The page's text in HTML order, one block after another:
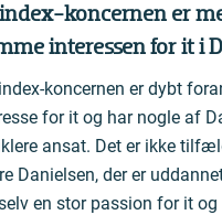
koncernen er
interessen for it i
koncernen er dybt
for it og har nogle af
ansat. Det er ikke
Danielsen, der er
en stor passion for it og